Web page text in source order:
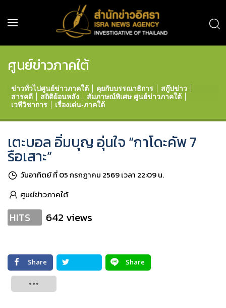
ศูนย์ข่าวภาคใต้
ข่าวทั่วไปศูนย์ข่าวภาคใต้ คุยกับบรรณาธิการ
สกู๊ปข่าว
สารคดี
สถิติย้อนหลัง
สัมภาษณ์พิเศษ ศูนย์ข่าวภาคใต้
เวทีวิชาการ
เรื่องเด่น-ภาคใต้
เตะบอล อิ่มบุญ อุ่นใจ “กาโดะคัพ 7
รือเสาะ”
วันอาทิตย์ ที่ 05 กรกฎาคม 2569 เวลา 22:09 น.
ศูนย์ข่าวภาคใต้
HITS 642 views
Share
Share